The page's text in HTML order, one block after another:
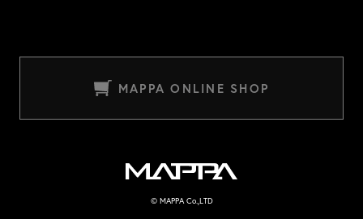
MAPPA ONLINE SHOP
MAPPA
© MAPPA Co.,LTD